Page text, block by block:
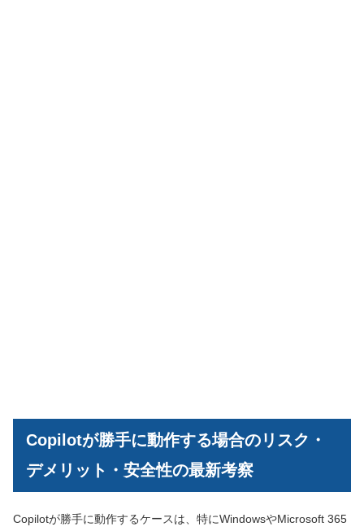
Copilotが勝手に動作する場合のリスク・
デメリット・安全性の最新考察
Copilotが勝手に動作するケースは、特にWindowsやMicrosoft 365